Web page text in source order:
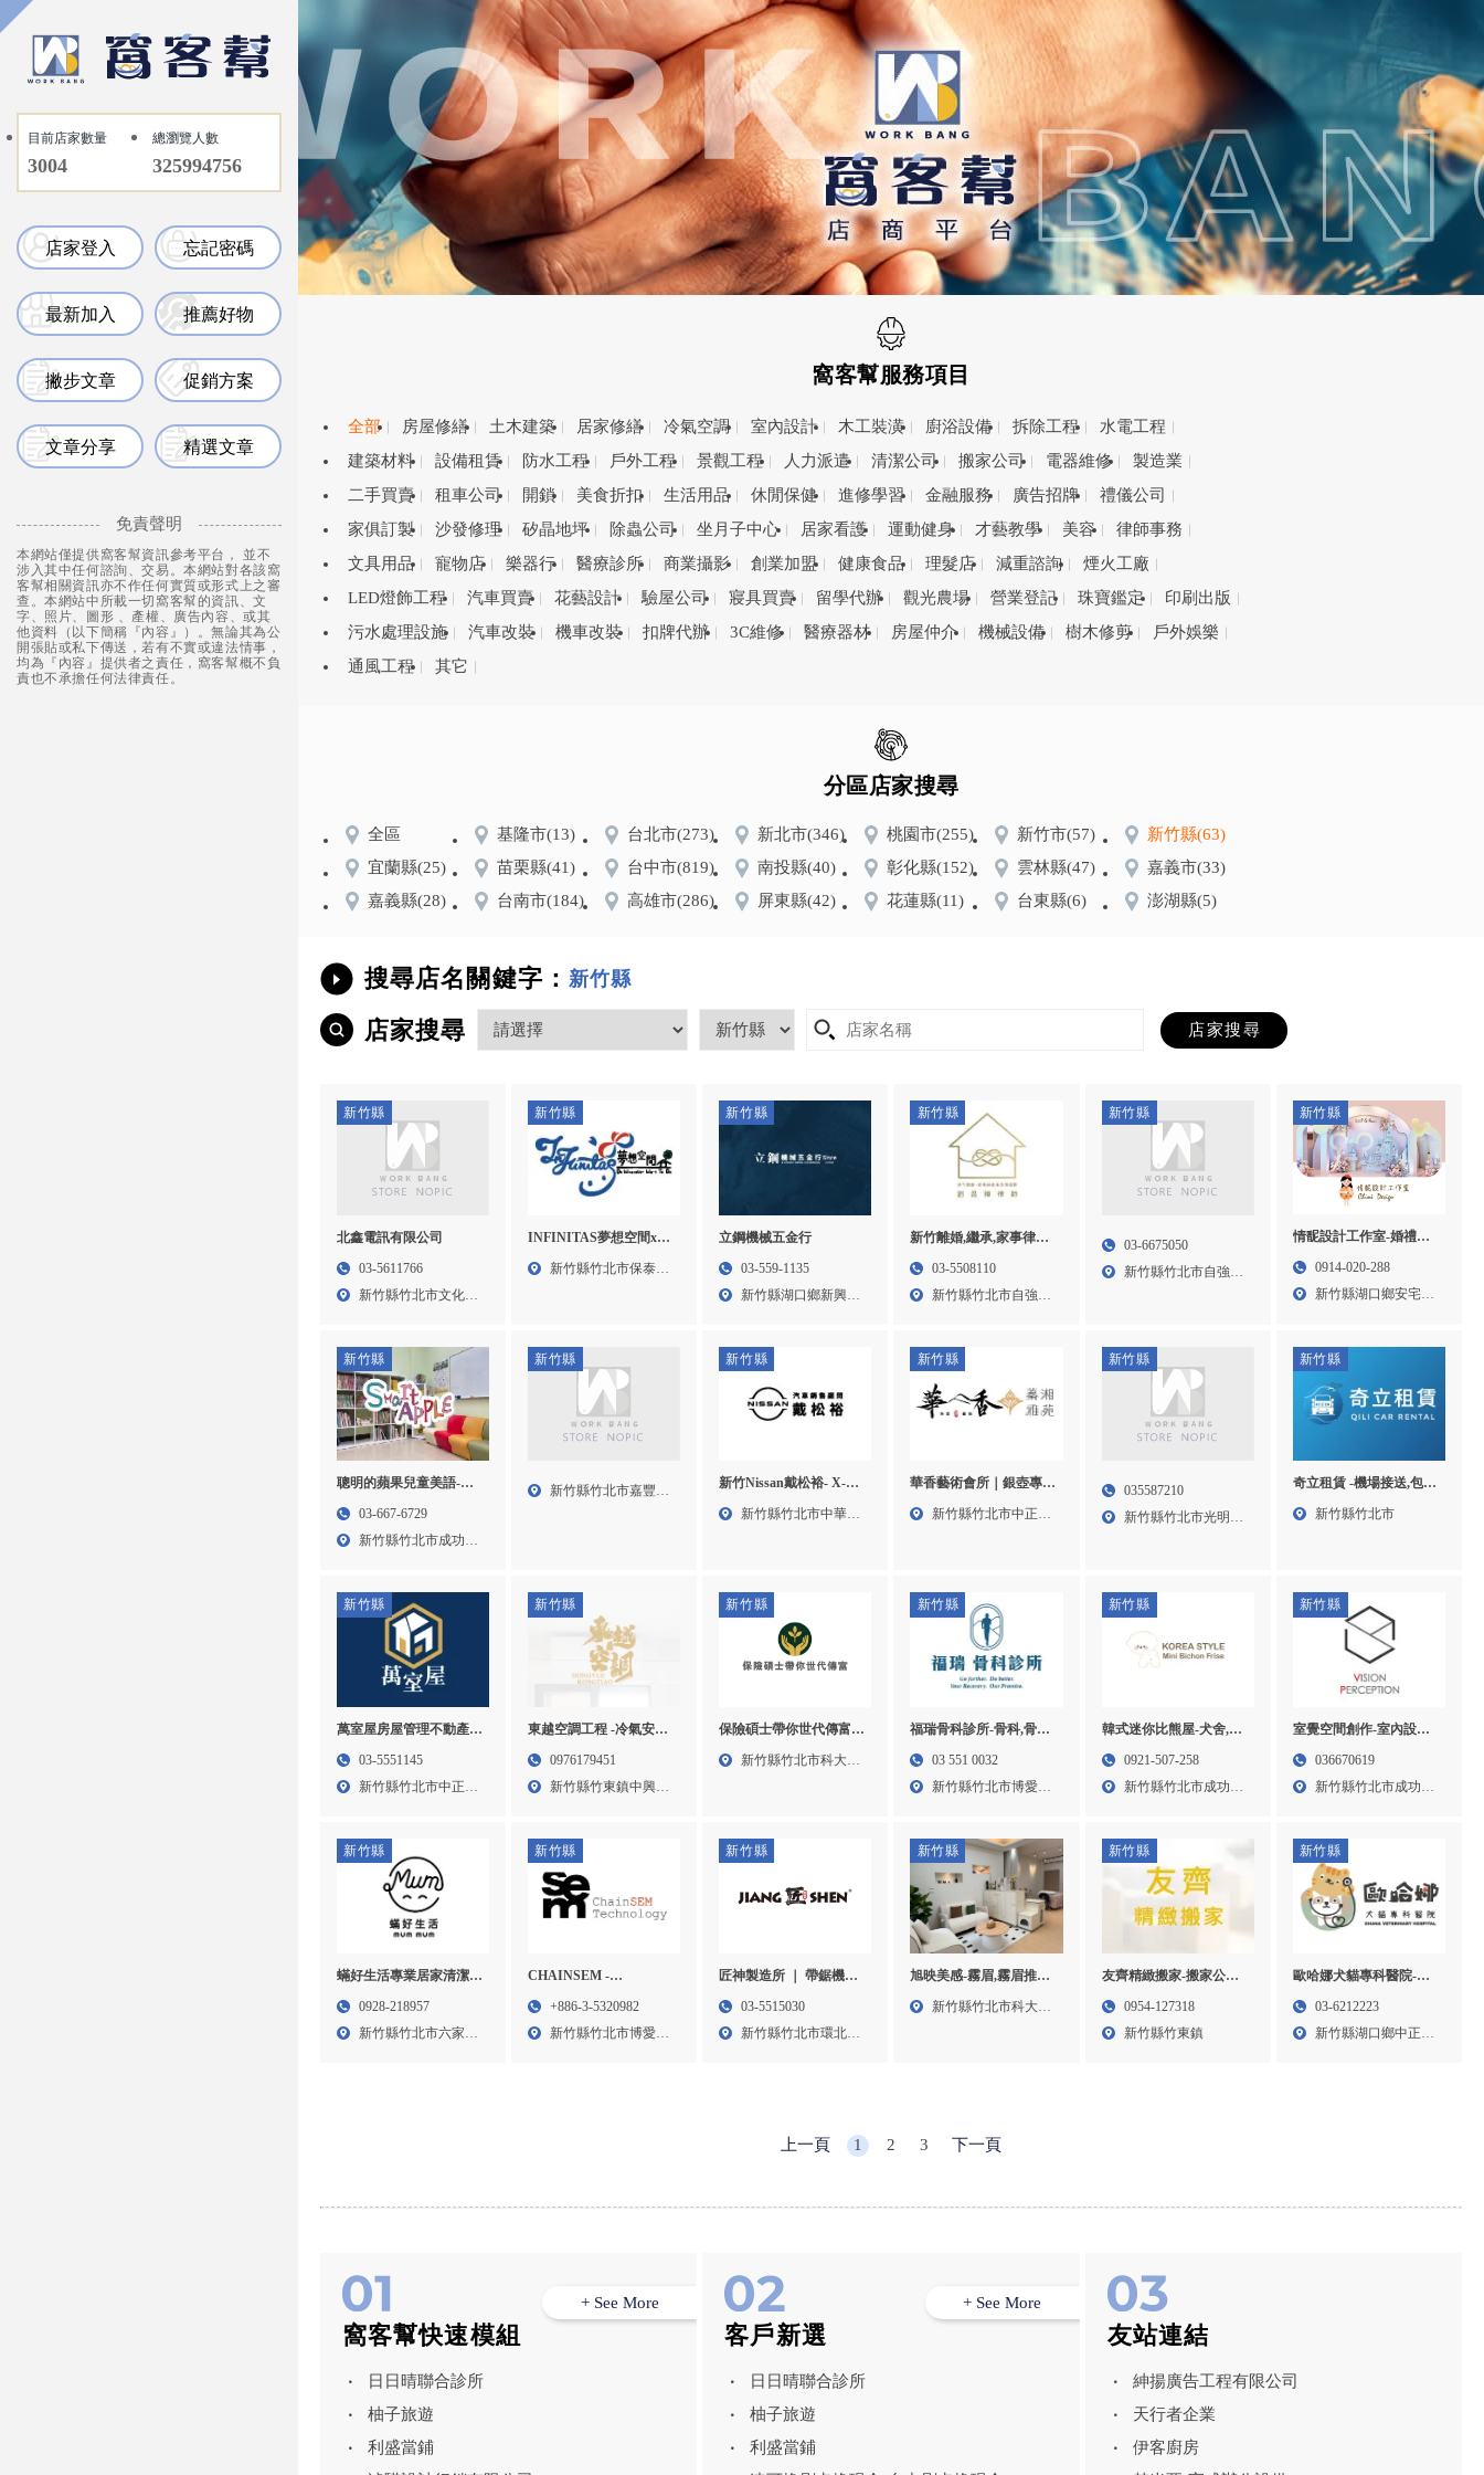
目前店家數量
3004
總瀏覽人數
325994756
店家登入 忘記密碼
最新加入 推薦好物
撇步文章 促銷方案
文章分享 精選文章
免責聲明
本網站僅提供窩客幫資訊參考平台， 並不
涉入其中任何諮詢、交易。本網站對各該窩
客幫相關資訊亦不作任何實質或形式上之審
查。本網站中所載一切窩客幫的資訊、文
字、照片、圖形 、產權、廣告內容、或其
他資料（以下簡稱『內容』）。無論其為公
開張貼或私下傳送，若有不實或違法情事，
均為『內容』提供者之責任，窩客幫概不負
責也不承擔任何法律責任。
窩客幫服務項目
全部 房屋修繕 土木建築 居家修繕 冷氣空調 室內設計 木工裝潢 廚浴設備 拆除工程
水電工程
建築材料
設備租賃 防水工程 戶外工程 景觀工程 人力派遣 清潔公司 搬家公司 電器維修
製造業
二手買賣
租車公司 開鎖 美食折扣 生活用品 休閒保健 進修學習 金融服務 廣告招牌
禮儀公司
家俱訂製
沙發修理 矽晶地坪 除蟲公司 坐月子中心 居家看護 運動健身 才藝教學 美容
律師事務
文具用品
寵物店 樂器行 醫療診所 商業攝影 創業加盟 健康食品 理髮店 減重諮詢
煙火工廠
LED燈飾工程
汽車買賣 花藝設計 驗屋公司 寢具買賣 留學代辦 觀光農場 營業登記 珠寶鑑定
印刷出版
污水處理設施
汽車改裝 機車改裝 扣牌代辦 3C維修 醫療器材 房屋仲介 機械設備 樹木修剪
戶外娛樂
通風工程
其它
分區店家搜尋
全區 基隆市(13) 台北市(273) 新北市(346) 桃園市(255) 新竹市(57) 新竹縣(63)
宜蘭縣(25) 苗栗縣(41) 台中市(819) 南投縣(40) 彰化縣(152) 雲林縣(47) 嘉義市(33)
嘉義縣(28) 台南市(184) 高雄市(286) 屏東縣(42) 花蓮縣(11) 台東縣(6) 澎湖縣(5)
搜尋店名關鍵字： 新竹縣
店家搜尋
新竹縣
北鑫電訊有限公司
03-5611766
新竹縣竹北市文化里
新竹縣
INFINITAS夢想空間x桌
游聚會新竹縣竹北市保泰二
新竹縣
立鋼機械五金行
03-559-1135
新竹縣湖口鄉新興路
新竹縣
新竹離婚,繼承,家事律師
｜劉昌樺律師-律師事務
事務所,竹北律師事務所,
03-5508110
新竹縣竹北市自強五
新竹縣
03-6675050
新竹縣竹北市自強三
新竹縣
情馜設計工作室-婚禮佈
置,婚禮背板佈置,新竹婚
0914-020-288
新竹縣湖口鄉安宅一
新竹縣
聰明的蘋果兒童美語-美
語補習班,兒童美語補習
03-667-6729
新竹縣竹北市成功八
新竹縣
新竹縣竹北市嘉豐十
新竹縣
新竹Nissan戴松裕- X-
TRAIL試駕,Nissan業務,
新竹縣竹北市中華路
新竹縣
華香藝術會所｜銀壺專
賣,茶葉買賣,新竹銀壺專
新竹縣竹北市中正西
新竹縣
035587210
新竹縣竹北市光明五
新竹縣
奇立租賃 -機場接送,包車
旅遊,新竹機場接送,新竹
新竹縣竹北市
新竹縣
萬室屋房屋管理不動產有
限公司-包租代管,包租代
03-5551145
新竹縣竹北市中正西
新竹縣
東越空調工程 -冷氣安裝,
冷氣維修,新竹冷氣安裝,
0976179451
新竹縣竹東鎮中興路
新竹縣
保險碩士帶你世代傳富-
保險傳承,家族信託,新竹
新竹縣竹北市科大一
新竹縣
福瑞骨科診所-骨科,骨科
推薦,新竹骨科,竹北骨科
03 551 0032
新竹縣竹北市博愛街
新竹縣
韓式迷你比熊屋-犬舍,比
熊犬舍,新竹犬舍,竹北犬
0921-507-258
新竹縣竹北市成功七
新竹縣
室覺空間創作-室內設計,
室內設計公司,新竹室內
036670619
新竹縣竹北市成功15
新竹縣
蟎好生活專業居家清潔-
清潔公司,沙發清潔,新竹
竹北沙發到府清潔
0928-218957
新竹縣竹北市六家五
新竹縣
CHAINSEM -
semvision,semvision
Germany,semvision
+886-3-5320982
新竹縣竹北市博愛街
新竹縣
匠神製造所 ｜ 帶鋸機、
帶鋸條、軍刀鋸片
03-5515030
新竹縣竹北市環北路
新竹縣
旭映美感-霧眉,霧眉推薦,
新竹霧眉,竹北霧眉推薦
新竹縣竹北市科大一
新竹縣
友齊精緻搬家-搬家公
司,24小時搬家,新竹搬家
搬家公司,竹東24小時搬
0954-127318
新竹縣竹東鎮
新竹縣
歐哈娜犬貓專科醫院-動
物醫院,新竹動物醫院,湖
03-6212223
新竹縣湖口鄉中正路
上一頁 1 2 3 下一頁
窩客幫快速模組
日日晴聯合診所
柚子旅遊
利盛當鋪
+ See More
客戶新選
日日晴聯合診所
柚子旅遊
利盛當鋪
+ See More
友站連結
紳揚廣告工程有限公司
天行者企業
伊客廚房